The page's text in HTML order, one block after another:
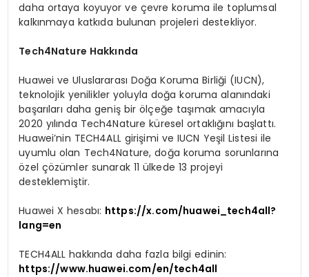
daha ortaya koyuyor ve çevre koruma ile toplumsal
kalkınmaya katkıda bulunan projeleri destekliyor.
Tech4Nature Hakkında
Huawei ve Uluslararası Doğa Koruma Birliği (IUCN),
teknolojik yenilikler yoluyla doğa koruma alanındaki
başarıları daha geniş bir ölçeğe taşımak amacıyla
2020 yılında Tech4Nature küresel ortaklığını başlattı.
Huawei’nin TECH4ALL girişimi ve IUCN Yeşil Listesi ile
uyumlu olan Tech4Nature, doğa koruma sorunlarına
özel çözümler sunarak 11 ülkede 13 projeyi
desteklemiştir.
Huawei X hesabı: https://x.com/huawei_tech4all?
lang=en
TECH4ALL hakkında daha fazla bilgi edinin:
https://www.huawei.com/en/tech4all